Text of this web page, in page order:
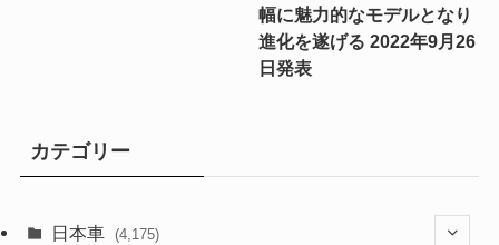
幅に魅力的なモデルとなり
進化を遂げる 2022年9月26
日発表
カテゴリー
日本車 (4,175)